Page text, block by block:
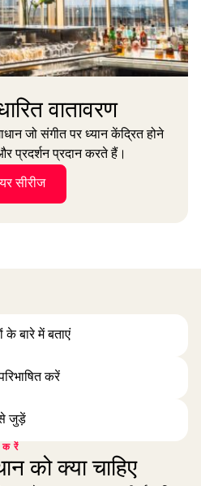
वातावरण
जो संगीत पर ध्यान केंद्रित होने
प्रदर्शन प्रदान करते हैं।
सीरीज
करें
को क्या चाहिए
के बारे में बताएं
करें
से जुड़ें